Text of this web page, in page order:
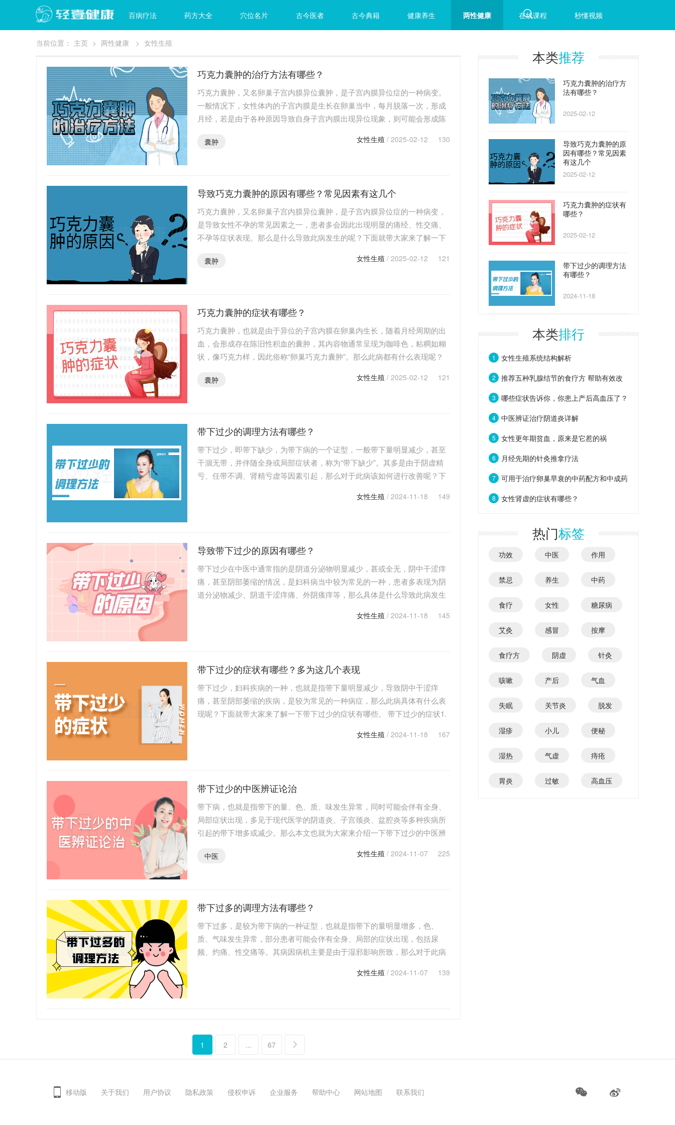
首页 百病疗法 药方大全 穴位名片 古今医者 古今典籍 健康养生 两性健康 在线课程 秒懂视频
当前位置： 主页 > 两性健康 > 女性生殖
巧克力囊肿的治疗方法有哪些？
巧克力囊肿，又名卵巢子宫内膜异位囊肿，是子宫内膜异位症的一种病变。
一般情况下，女性体内的子宫内膜是生长在卵巢当中，每月脱落一次，形成
月经，若是由于各种原因导致自身子宫内膜出现异位现象，则可能会形成陈
囊肿 130
女性生殖 / 2025-02-12
导致巧克力囊肿的原因有哪些？常见因素有这几个
巧克力囊肿，又名卵巢子宫内膜异位囊肿，是子宫内膜异位症的一种病变，
是导致女性不孕的常见因素之一，患者多会因此出现明显的痛经、性交痛、
不孕等症状表现。那么是什么导致此病发生的呢？下面就带大家来了解一下
囊肿 121
女性生殖 / 2025-02-12
巧克力囊肿的症状有哪些？
巧克力囊肿，也就是由于异位的子宫内膜在卵巢内生长，随着月经周期的出
血，会形成存在陈旧性积血的囊肿，其内容物通常呈现为咖啡色，粘稠如糊
状，像巧克力样，因此俗称“卵巢巧克力囊肿”。那么此病都有什么表现呢？
囊肿 121
女性生殖 / 2025-02-12
带下过少的调理方法有哪些？
带下过少，即带下缺少，为带下病的一个证型，一般带下量明显减少，甚至
干涸无带，并伴随全身或局部症状者，称为“带下缺少”。其多是由于阴虚精
亏、任带不调、肾精亏虚等因素引起，那么对于此病该如何进行改善呢？下
149
女性生殖 / 2024-11-18
导致带下过少的原因有哪些？
带下过少在中医中通常指的是阴道分泌物明显减少，甚或全无，阴中干涩痒
痛，甚至阴部萎缩的情况，是妇科病当中较为常见的一种，患者多表现为阴
道分泌物减少、阴道干涩痒痛、外阴瘙痒等，那么具体是什么导致此病发生
145
女性生殖 / 2024-11-18
带下过少的症状有哪些？多为这几个表现
带下过少，妇科疾病的一种，也就是指带下量明显减少，导致阴中干涩痒
痛，甚至阴部萎缩的疾病，是较为常见的一种病症，那么此病具体有什么表
现呢？下面就带大家来了解一下带下过少的症状有哪些。 带下过少的症状1.
167
女性生殖 / 2024-11-18
带下过少的中医辨证论治
带下病，也就是指带下的量、色、质、味发生异常，同时可能会伴有全身、
局部症状出现，多见于现代医学的阴道炎、子宫颈炎、盆腔炎等多种疾病所
引起的带下增多或减少。那么本文也就为大家来介绍一下带下过少的中医辨
中医 225
女性生殖 / 2024-11-07
带下过多的调理方法有哪些？
带下过多，是较为带下病的一种证型，也就是指带下的量明显增多，色、
质、气味发生异常，部分患者可能会伴有全身、局部的症状出现，包括尿
频、灼痛、性交痛等。其病因病机主要是由于湿邪影响所致，那么对于此病
139
女性生殖 / 2024-11-07
1 2 ... 67
本类推荐
巧克力囊肿的治疗方
法有哪些？
2025-02-12
导致巧克力囊肿的原
因有哪些？常见因素
有这几个
2025-02-12
巧克力囊肿的症状有
哪些？
2025-02-12
带下过少的调理方法
有哪些？
2024-11-18
本类排行
1 女性生殖系统结构解析
2
推荐五种乳腺结节的食疗方 帮助有效改
善症状
3 哪些症状告诉你，你患上产后高血压了？
4 中医辨证治疗阴道炎详解
5 女性更年期贫血，原来是它惹的祸
6 月经先期的针灸推拿疗法
7
可用于治疗卵巢早衰的中药配方和中成药
有哪些？
8 女性肾虚的症状有哪些？
热门标签
功效 中医 作用
禁忌 养生 中药
食疗 女性 糖尿病
艾灸 感冒 按摩
食疗方 阴虚 针灸
咳嗽 产后 气血
失眠 关节炎 脱发
湿疹 小儿 便秘
湿热 气虚 痔疮
胃炎 过敏 高血压
移动版 关于我们 用户协议 隐私政策 侵权申诉 企业服务 帮助中心 网站地图 联系我们